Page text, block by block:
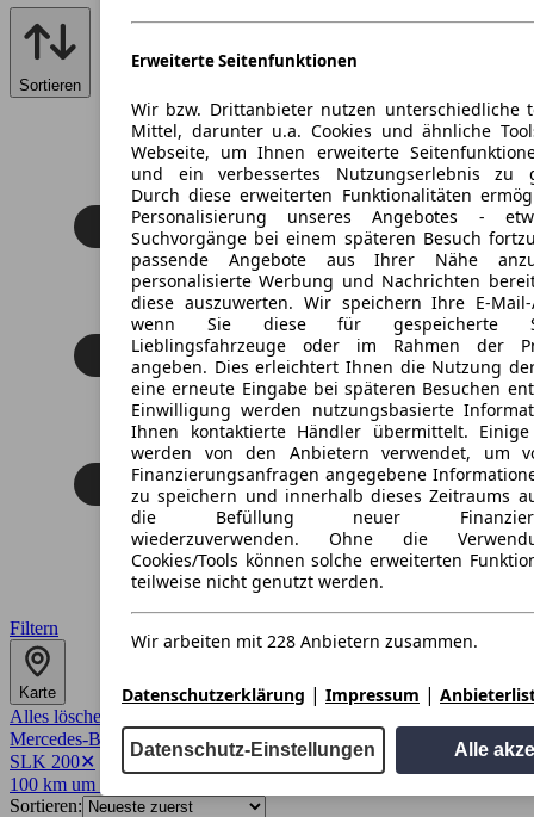
Erweiterte Seitenfunktionen
Wir bzw. Drittanbieter nutzen unterschiedliche
Mittel, darunter u.a. Cookies und ähnliche
Webseite, um Ihnen erweiterte
und ein verbessertes Nutzungserlebnis zu
Durch diese erweiterten Funktionalitäten
Personalisierung unseres Angebotes -
Suchvorgänge bei einem späteren Besuch
passende Angebote aus Ihrer Nähe
personalisierte Werbung und Nachrichten
diese auszuwerten. Wir speichern Ihre E-Mail-
wenn Sie diese für gespeicherte
Lieblingsfahrzeuge oder im Rahmen der
angeben. Dies erleichtert Ihnen die Nutzung
eine erneute Eingabe bei späteren Besuchen
Einwilligung werden nutzungsbasierte
Ihnen kontaktierte Händler übermittelt. Einige
werden von den Anbietern verwendet, um
Finanzierungsanfragen angegebene
zu speichern und innerhalb dieses Zeitraums
die Befüllung neuer
wiederzuverwenden. Ohne die
Cookies/Tools können solche erweiterten
teilweise nicht genutzt werden.
Wir arbeiten mit 228 Anbietern zusammen.
Datenschutzerklärung | Impressum |
Datenschutz-Einstellungen Alle
Sortieren
Filtern
Karte
Alles löschen
Mercedes-Benz
✕
SLK 200✕
100 km um 70173
Sortieren: